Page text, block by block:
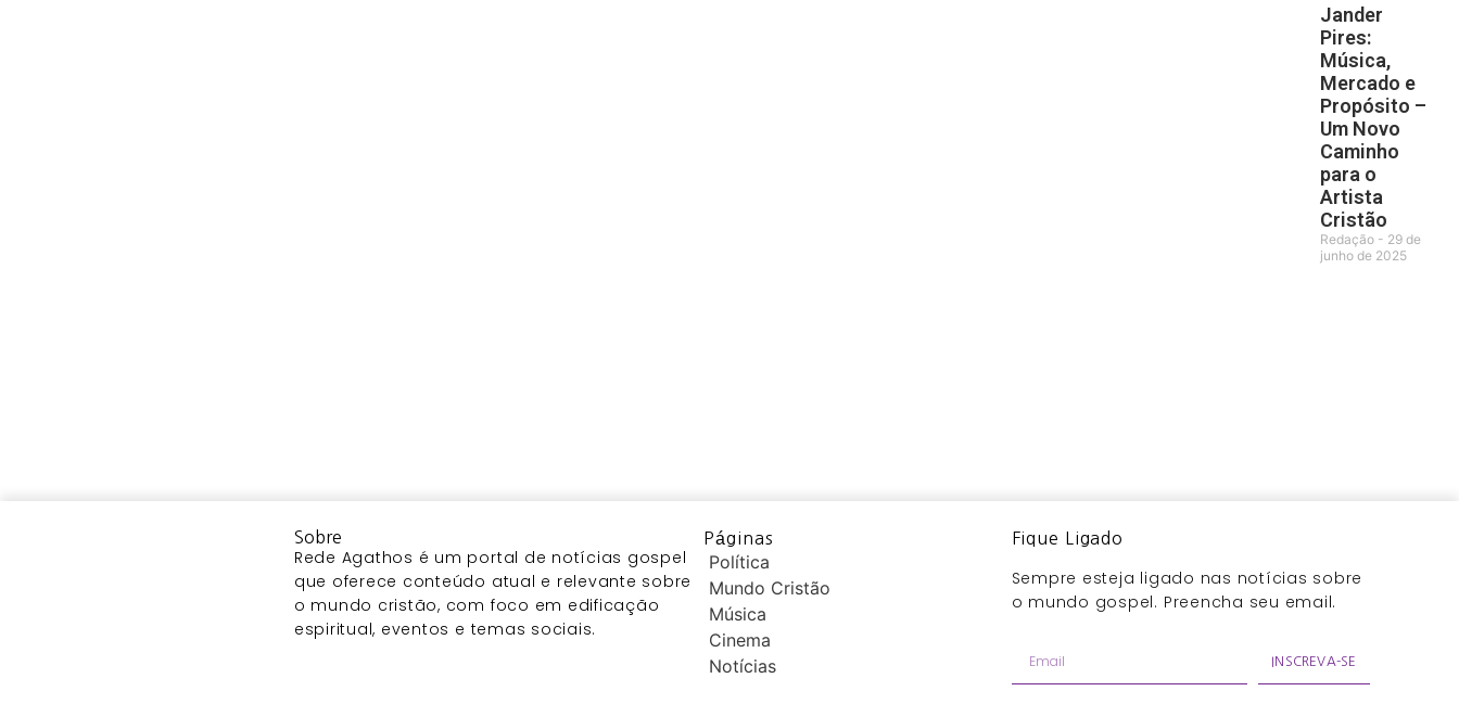
Jander
Pires:
Música,
Mercado e
Propósito –
Um Novo
Caminho
para o
Artista
Cristão
Redação
29 de
junho de 2025
Sobre
Rede Agathos é um portal de notícias gospel
que oferece conteúdo atual e relevante sobre
o mundo cristão, com foco em edificação
espiritual, eventos e temas sociais.
Páginas
Política
Mundo Cristão
Música
Cinema
Notícias
Fique Ligado
Sempre esteja ligado nas notícias sobre
o mundo gospel. Preencha seu email.
INSCREVA-SE